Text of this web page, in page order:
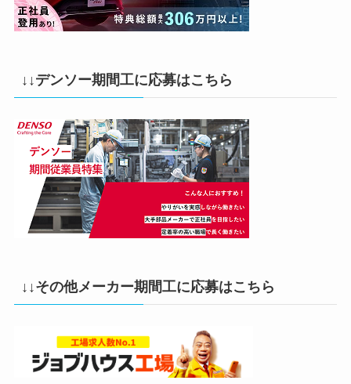
↓↓デンソー期間工に応募はこちら
↓↓その他メーカー期間工に応募はこちら